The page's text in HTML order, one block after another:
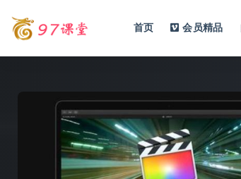
首页 会员精品